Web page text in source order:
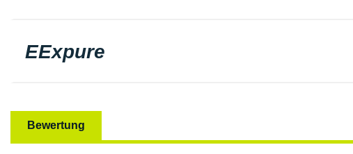
EExpure
Bewertung